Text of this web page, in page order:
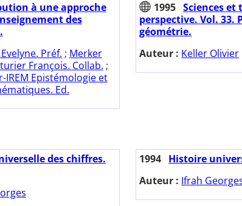
à une approche
des
Préf. ; Merker
François. Collab. ;
Epistémologie et
Ed.
1995 Sciences et
perspective. Vol. 33.
géométrie.
Auteur : Keller Olivier
des chiffres.
1994 Histoire
Auteur : Ifrah